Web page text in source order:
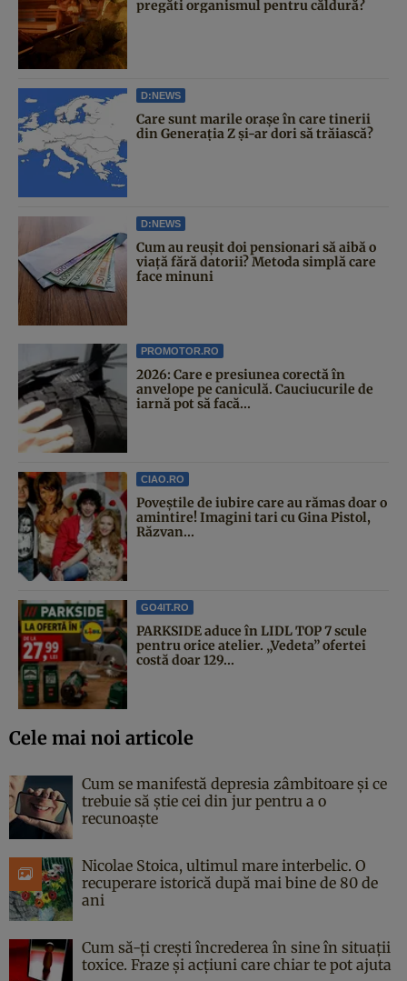
pregăti organismul pentru căldură?
D:NEWS
Care sunt marile orașe în care tinerii
din Generația Z și-ar dori să trăiască?
D:NEWS
Cum au reușit doi pensionari să aibă o
viață fără datorii? Metoda simplă care
face minuni
PROMOTOR.RO
2026: Care e presiunea corectă în
anvelope pe caniculă. Cauciucurile de
iarnă pot să facă...
CIAO.RO
Poveştile de iubire care au rămas doar o
amintire! Imagini tari cu Gina Pistol,
Răzvan...
GO4IT.RO
PARKSIDE aduce în LIDL TOP 7 scule
pentru orice atelier. „Vedeta” ofertei
costă doar 129...
Cele mai noi articole
Cum se manifestă depresia zâmbitoare și ce
trebuie să știe cei din jur pentru a o
recunoaște
Nicolae Stoica, ultimul mare interbelic. O
recuperare istorică după mai bine de 80 de
ani
Cum să-ți crești încrederea în sine în situații
toxice. Fraze și acțiuni care chiar te pot ajuta